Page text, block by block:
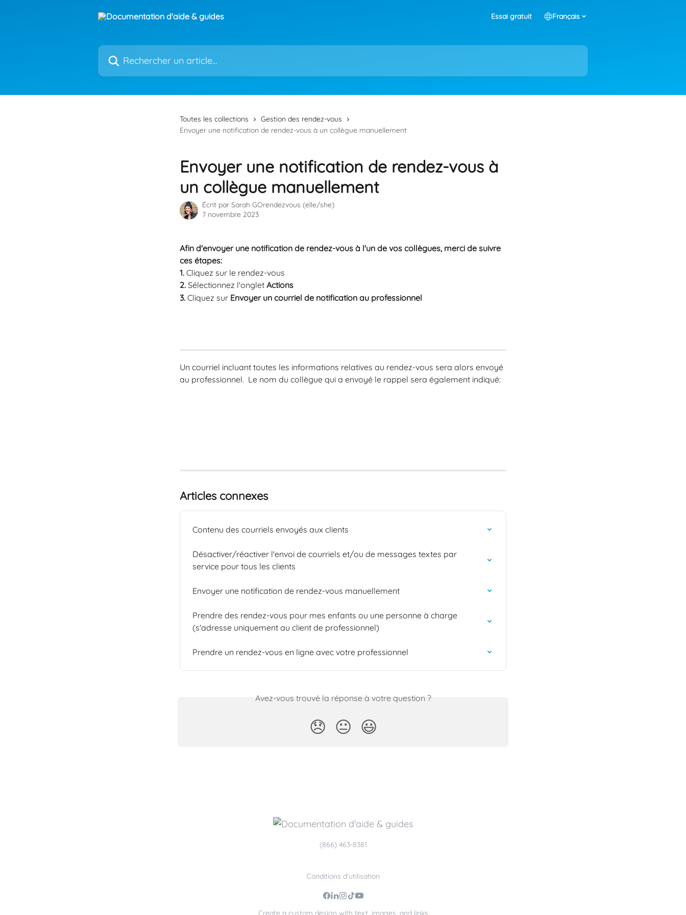
Essai gratuit Français
Rechercher un article...
Toutes les collections
Gestion des rendez-vous
Envoyer une notification de rendez-vous à un collègue manuellement
Envoyer une notification de rendez-vous à
un collègue manuellement
Écrit par Sarah GOrendezvous (elle/she)
7 novembre 2023
Afin d'envoyer une notification de rendez-vous à l'un de vos collègues, merci de suivre
ces étapes:
1. Cliquez sur le rendez-vous
2. Sélectionnez l'onglet Actions
3. Cliquez sur Envoyer un courriel de notification au professionnel
Un courriel incluant toutes les informations relatives au rendez-vous sera alors envoyé
au professionnel.  Le nom du collègue qui a envoyé le rappel sera également indiqué:
Articles connexes
Contenu des courriels envoyés aux clients
Désactiver/réactiver l'envoi de courriels et/ou de messages textes par
service pour tous les clients
Envoyer une notification de rendez-vous manuellement
Prendre des rendez-vous pour mes enfants ou une personne à charge
(s'adresse uniquement au client de professionnel)
Prendre un rendez-vous en ligne avec votre professionnel
Avez-vous trouvé la réponse à votre question ?
😞 😐 😃
(866) 463-8381
Conditions d'utilisation
Create a custom design with text, images, and links